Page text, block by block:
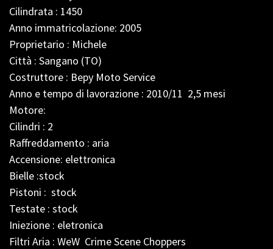
Cilindrata : 1450
Anno immatricolazione: 2005
Proprietario : Michele
Città : Sangano (TO)
Costruttore : Bepy Moto Service
Anno e tempo di lavorazione : 2010/11 2,5 mesi
Motore:
Cilindri : 2
Raffreddamento : aria
Accensione: elettronica
Bielle :stock
Pistoni : stock
Testate : stock
Iniezione : eletronica
Filtri Aria : WeW Crime Scene Choppers